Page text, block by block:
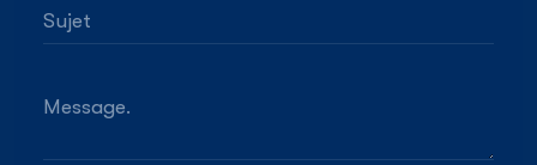
Sujet
Message.